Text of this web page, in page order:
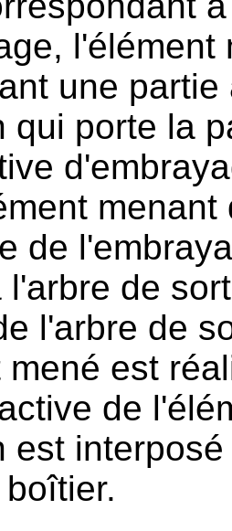
une
qui porte la
de
l'arbre de
l'arbre de
mené est
de
est